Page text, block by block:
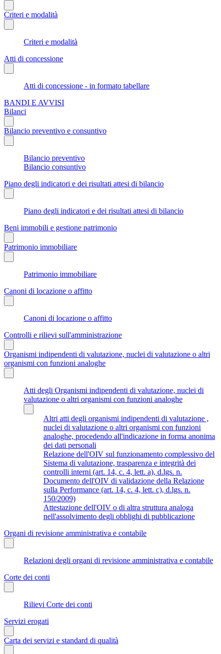
Criteri e modalità
Criteri e modalità
Atti di concessione
Atti di concessione - in formato tabellare
BANDI E AVVISI
Bilanci
Bilancio preventivo e consuntivo
Bilancio preventivo
Bilancio consuntivo
Piano degli indicatori e dei risultati attesi di bilancio
Piano degli indicatori e dei risultati attesi di bilancio
Beni immobili e gestione patrimonio
Patrimonio immobiliare
Patrimonio immobiliare
Canoni di locazione o affitto
Canoni di locazione o affitto
Controlli e rilievi sull'amministrazione
Organismi indipendenti di valutazione, nuclei di valutazione o altri
organismi con funzioni analoghe
Atti degli Organismi indipendenti di valutazione, nuclei di
valutazione o altri organismi con funzioni analoghe
Altri atti degli organismi indipendenti di valutazione ,
nuclei di valutazione o altri organismi con funzioni
analoghe, procedendo all'indicazione in forma anonima
dei dati personali
Relazione dell'OIV sul funzionamento complessivo del
Sistema di valutazione, trasparenza e integrità dei
controlli interni (art. 14, c. 4, lett. a), d.lgs. n.
Documento dell'OIV di validazione della Relazione
sulla Performance (art. 14, c. 4, lett. c), d.lgs. n.
150/2009)
Attestazione dell'OIV o di altra struttura analoga
nell'assolvimento degli obblighi di pubblicazione
Organi di revisione amministrativa e contabile
Relazioni degli organi di revisione amministrativa e contabile
Corte dei conti
Rilievi Corte dei conti
Servizi erogati
Carta dei servizi e standard di qualità